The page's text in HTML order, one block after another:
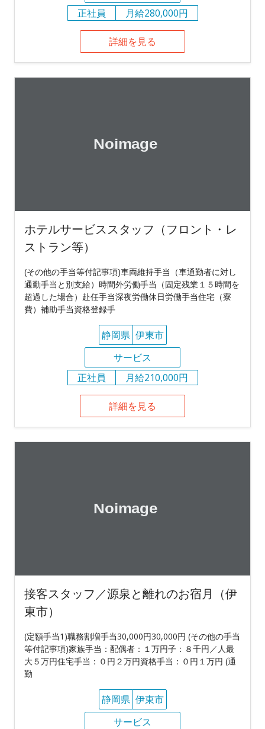
正社員
月給280,000円
詳細を見る
ホテルサービススタッフ（フロント・レ
ストラン等）
(その他の手当等付記事項)車両維持手当（車通勤者に対し
通勤手当と別支給）時間外労働手当（固定残業１５時間を
超過した場合）赴任手当深夜労働休日労働手当住宅（寮
費）補助手当資格登録手
静岡県 伊東市
サービス
正社員
月給210,000円
詳細を見る
接客スタッフ／源泉と離れのお宿月（伊
東市）
(定額手当1)職務割増手当30,000円30,000円 (その他の手当
等付記事項)家族手当：配偶者：１万円子：８千円／人最
大５万円住宅手当：０円２万円資格手当：０円１万円 (通
勤
静岡県 伊東市
サービス